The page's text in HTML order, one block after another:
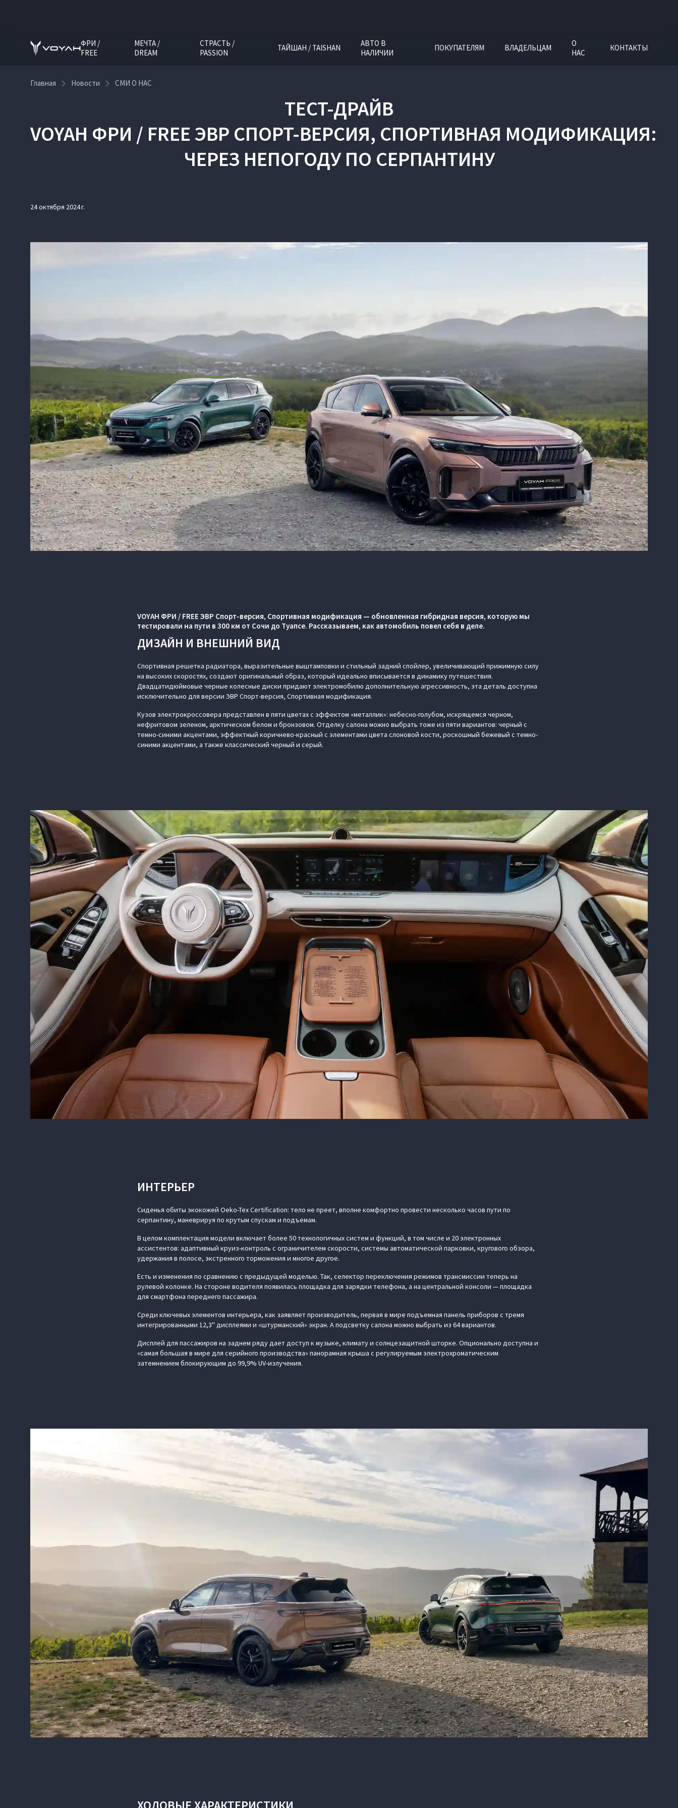
ФРИ /
FREE
МЕЧТА /
DREAM
СТРАСТЬ /
PASSION
ТАЙШАН / TAISHAN
АВТО В
НАЛИЧИИ
ПОКУПАТЕЛЯМ ВЛАДЕЛЬЦАМ
О
НАС
КОНТАКТЫ
Главная Новости СМИ О НАС
ТЕСТ-ДРАЙВ
VOYAH ФРИ / FREE ЭВР СПОРТ-ВЕРСИЯ, СПОРТИВНАЯ МОДИФИКАЦИЯ:
ЧЕРЕЗ НЕПОГОДУ ПО СЕРПАНТИНУ
24 октября 2024 г.
VOYAH ФРИ / FREE ЭВР Спорт-версия, Спортивная модификация — обновленная гибридная версия, которую мы
тестировали на пути в 300 км от Сочи до Туапсе. Рассказываем, как автомобиль повел себя в деле.
ДИЗАЙН И ВНЕШНИЙ ВИД
Спортивная решетка радиатора, выразительные выштамповки и стильный задний спойлер, увеличивающий прижимную силу
на высоких скоростях, создают оригинальный образ, который идеально вписывается в динамику путешествия.
Двадцатидюймовые черные колесные диски придают электромобилю дополнительную агрессивность, эта деталь доступна
исключительно для версии ЭВР Спорт-версия, Спортивная модификация.
Кузов электрокроссовера представлен в пяти цветах с эффектом «металлик»: небесно-голубом, искрящемся черном,
нефритовом зеленом, арктическом белом и бронзовом. Отделку салона можно выбрать тоже из пяти вариантов: черный с
темно-синими акцентами, эффектный коричнево-красный с элементами цвета слоновой кости, роскошный бежевый с темно-
синими акцентами, а также классический черный и серый.
ИНТЕРЬЕР
Сиденья обиты экокожей Oeko-Tex Certification: тело не преет, вполне комфортно провести несколько часов пути по
серпантину, маневрируя по крутым спускам и подъемам.
В целом комплектация модели включает более 50 технологичных систем и функций, в том числе и 20 электронных
ассистентов: адаптивный круиз-контроль с ограничителем скорости, системы автоматической парковки, кругового обзора,
удержания в полосе, экстренного торможения и многое другое.
Есть и изменения по сравнению с предыдущей моделью. Так, селектор переключения режимов трансмиссии теперь на
рулевой колонке. На стороне водителя появилась площадка для зарядки телефона, а на центральной консоли — площадка
для смартфона переднего пассажира.
Среди ключевых элементов интерьера, как заявляет производитель, первая в мире подъемная панель приборов с тремя
интегрированными 12,3'' дисплеями и «штурманский» экран. А подсветку салона можно выбрать из 64 вариантов.
Дисплей для пассажиров на заднем ряду дает доступ к музыке, климату и солнцезащитной шторке. Опционально доступна и
«самая большая в мире для серийного производства» панорамная крыша с регулируемым электрохроматическим
затемнением блокирующим до 99,9% UV-излучения.